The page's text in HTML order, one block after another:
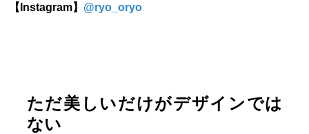
【Instagram】 @ryo_oryo
ただ美しいだけがデザインでは
ない